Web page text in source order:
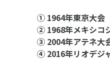
① 1964年東京大会
② 1968年メキシコ
③ 2004年アテネ大
④ 2016年リオデジ